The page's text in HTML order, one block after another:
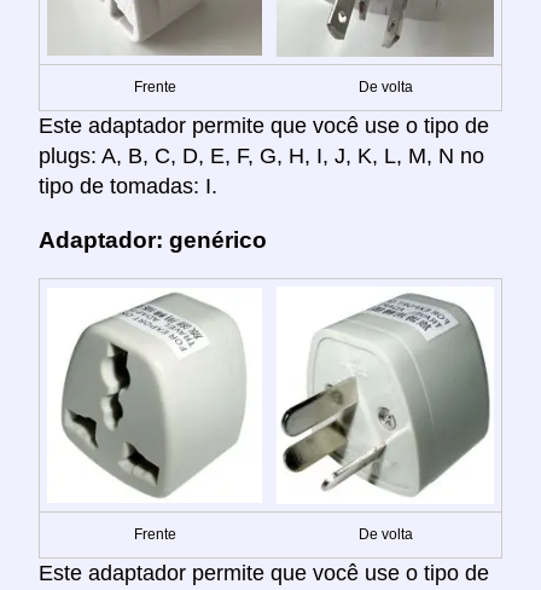
Frente De volta
Este adaptador permite que você use o tipo de
plugs: A, B, C, D, E, F, G, H, I, J, K, L, M, N no
tipo de tomadas: I.
Adaptador: genérico
Frente De volta
Este adaptador permite que você use o tipo de